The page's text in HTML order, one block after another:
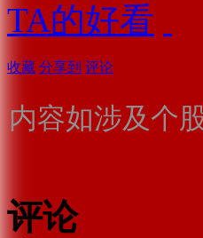
TA的好看
收藏 分享到 评论
内容如涉及个
评论